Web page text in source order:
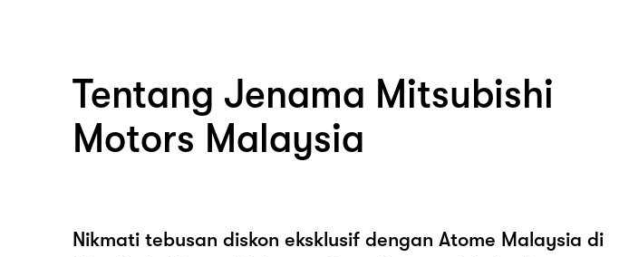
Tentang Jenama Mitsubishi
Motors Malaysia
Nikmati tebusan diskon eksklusif dengan Atome Malaysia di